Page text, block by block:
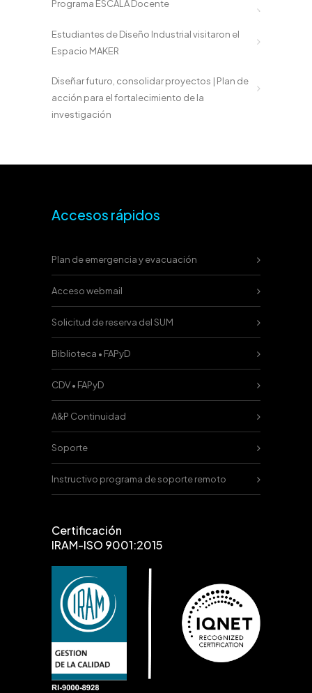
Programa ESCALA Docente
Estudiantes de Diseño Industrial visitaron el
Espacio MAKER
Diseñar futuro, consolidar proyectos | Plan de
acción para el fortalecimiento de la
investigación
Accesos rápidos
Plan de emergencia y evacuación
Acceso webmail
Solicitud de reserva del SUM
Biblioteca • FAPyD
CDV • FAPyD
A&P Continuidad
Soporte
Instructivo programa de soporte remoto
Certificación
IRAM-ISO 9001:2015